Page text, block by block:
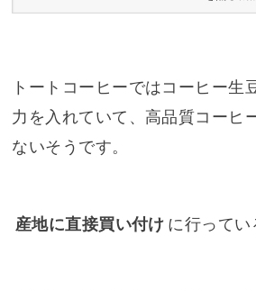
トートコーヒーではコーヒー生
力を入れていて、高品質コーヒ
ないそうです。
産地に直接買い付け に行ってい